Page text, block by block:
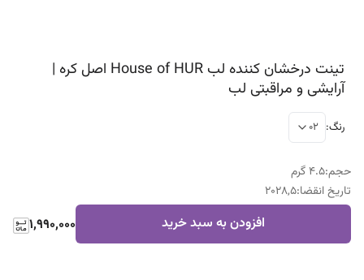
تینت درخشان کننده لب House of HUR اصل کره |
آرایشی و مراقبتی لب
رنگ:
02
حجم:4.5 گرم
تاریخ انقضا:
2028,5
1,990,000 افزودن به سبد خرید